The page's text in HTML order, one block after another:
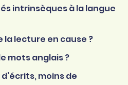
intrinsèques à la langue
la lecture en cause ?
mots anglais ?
moins de